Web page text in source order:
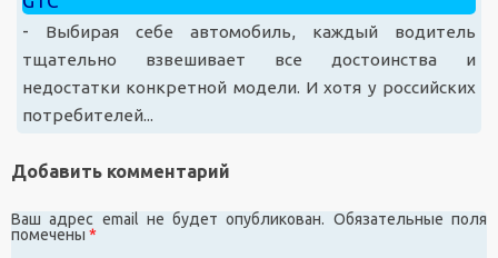
-
Выбирая себе автомобиль, каждый водитель
тщательно взвешивает все достоинства и
недостатки конкретной модели. И хотя у российских
потребителей...
Добавить комментарий
Ваш адрес email не будет опубликован. Обязательные поля
помечены *